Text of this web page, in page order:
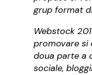
grup format
Webstock
promovare si
doua parte a
sociale,